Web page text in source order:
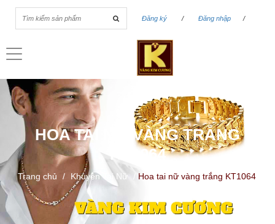
Đăng ký / Đăng nhập /
Toggle
HOA TAI NỮ VÀNG TRẮNG
KT1064
Trang chủ / Khuyên Tai Nữ / Hoa tai nữ vàng trắng KT1064